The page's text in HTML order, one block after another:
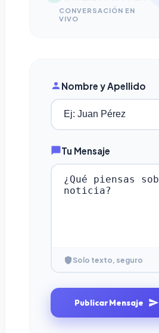
CONVERSACIÓN EN
VIVO
Nombre y Apellido
Tu Mensaje
Solo texto, seguro
Publicar Mensaje